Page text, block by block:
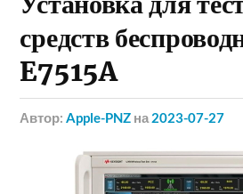
средств
E7515A
Автор:Apple-PNZ на 2023-07-27